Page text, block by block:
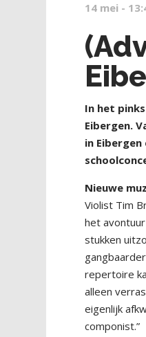
14 mei -
In het
Eibergen.
in
Nieuwe
Violist Tim
het
stukken
repertoire
alleen
eigenlijk
componist.”